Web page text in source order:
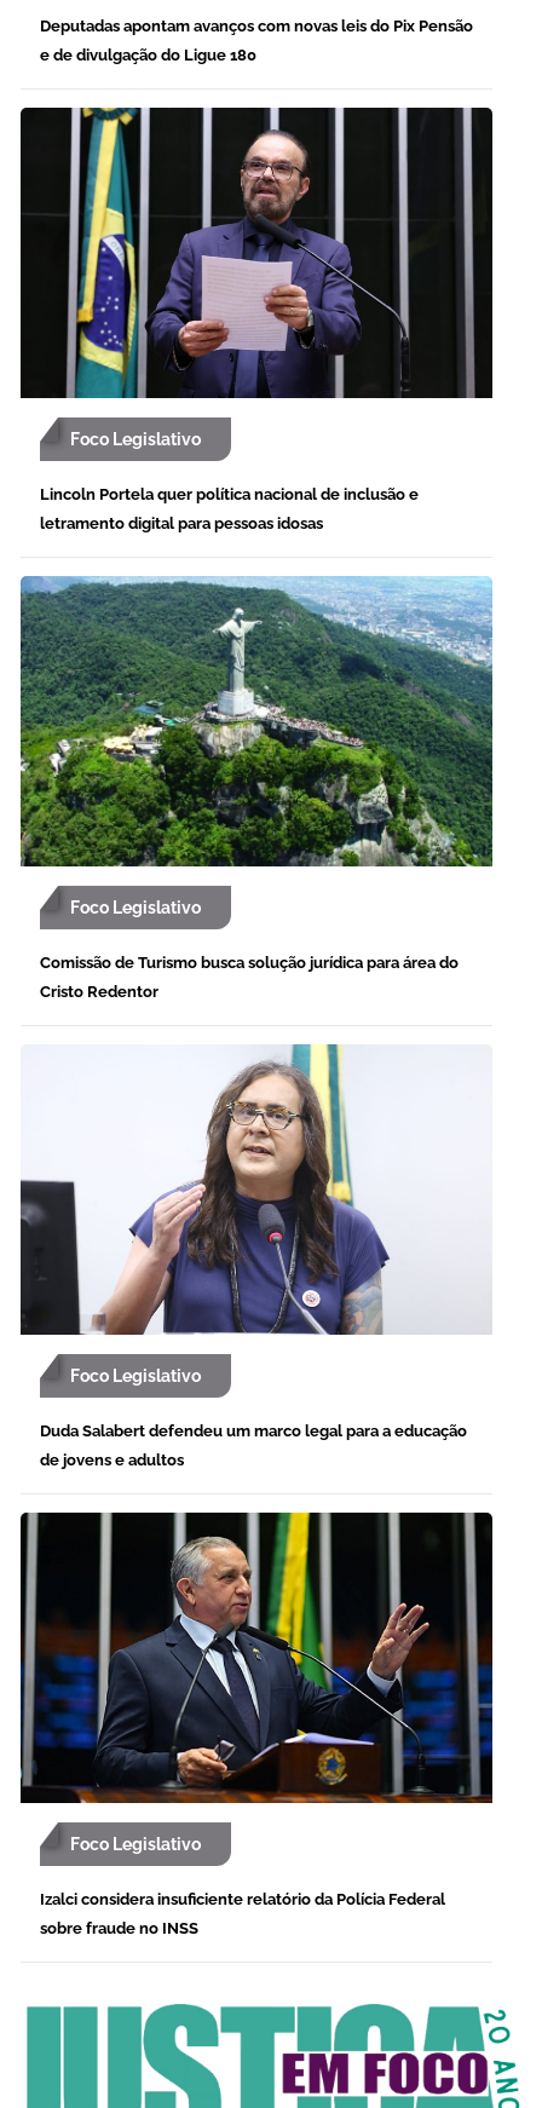
Deputadas apontam avanços com novas leis do Pix Pensão
e de divulgação do Ligue 180
Foco Legislativo
Lincoln Portela quer política nacional de inclusão e
letramento digital para pessoas idosas
Foco Legislativo
Comissão de Turismo busca solução jurídica para área do
Cristo Redentor
Foco Legislativo
Duda Salabert defendeu um marco legal para a educação
de jovens e adultos
Foco Legislativo
Izalci considera insuficiente relatório da Polícia Federal
sobre fraude no INSS